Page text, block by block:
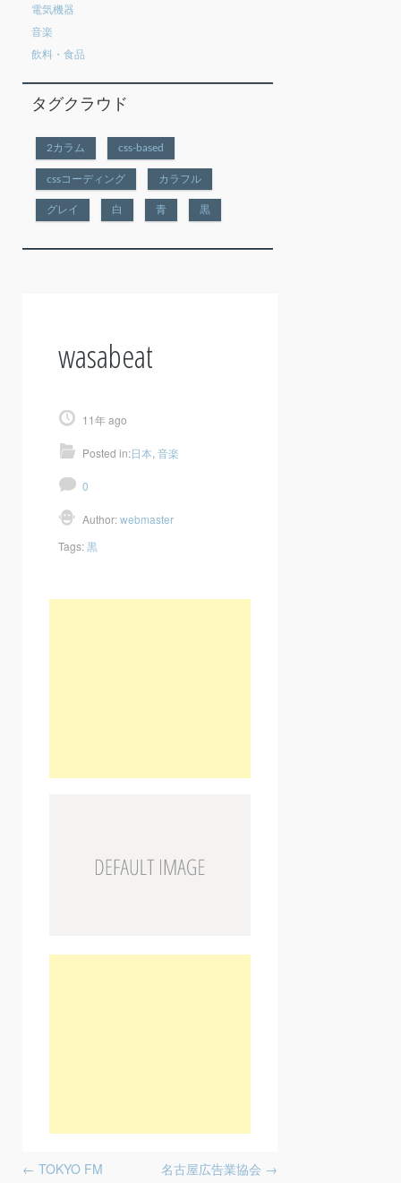
電気機器
音楽
飲料・食品
タグクラウド
2カラム css-based
cssコーディング カラフル
グレイ 白 青 黒
wasabeat
11年 ago
Posted in:日本 音楽
0
Author:webmaster
Tags:黒
← TOKYO FM 名古屋広告業協会 →